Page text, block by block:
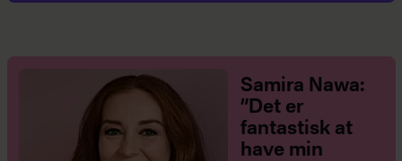
Samira Nawa:
”Det er
fantastisk at
have min